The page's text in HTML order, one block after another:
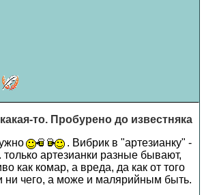
то. Пробурено до известняка
. Вибрик в "артезианку" -
только артезианки разные бывают,
как комар, а вреда, да как от того
ни чего, а може и малярийным быть.